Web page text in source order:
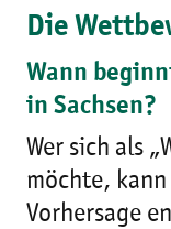
Die
Wann
in Sachsen?
Wer sich als
möchte,
Vorhersage